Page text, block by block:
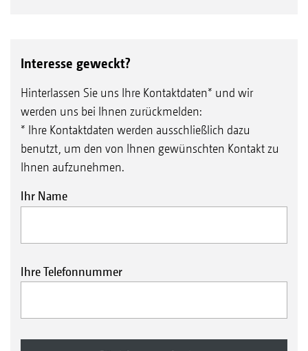
Interesse geweckt?
Hinterlassen Sie uns Ihre Kontaktdaten* und wir
werden uns bei Ihnen zurückmelden:
* Ihre Kontaktdaten werden ausschließlich dazu
benutzt, um den von Ihnen gewünschten Kontakt zu
Ihnen aufzunehmen.
Ihr Name
Ihre Telefonnummer